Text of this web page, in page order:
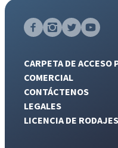
CARPETA DE ACCESO
COMERCIAL
CONTÁCTENOS
LEGALES
LICENCIA DE RODAJES